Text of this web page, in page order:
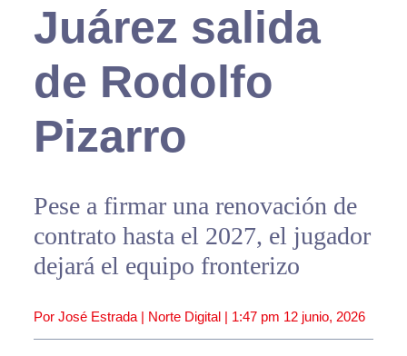
Juárez salida
de Rodolfo
Pizarro
Pese a firmar una renovación de
contrato hasta el 2027, el jugador
dejará el equipo fronterizo
Por José Estrada | Norte Digital | 1:47 pm 12 junio, 2026